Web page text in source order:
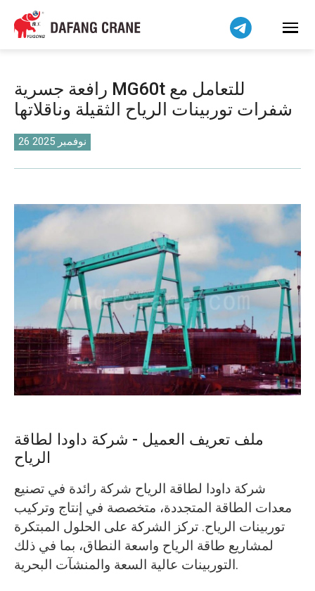
رافعة جسرية MG60t للتعامل مع
شفرات توربينات الرياح الثقيلة وناقلاتها
26 نوفمبر 2025
ملف تعريف العميل - شركة داودا لطاقة
الرياح
شركة داودا لطاقة الرياح شركة رائدة في تصنيع
معدات الطاقة المتجددة، متخصصة في إنتاج وتركيب
توربينات الرياح. تركز الشركة على الحلول المبتكرة
لمشاريع طاقة الرياح واسعة النطاق، بما في ذلك
التوربينات عالية السعة والمنشآت البحرية.
Bahasa Indonesia
Bahasa Melayu
বাংলা
فارسی
Pilipino
اردو
Čeština
Беларуская мова
Kiswahili
Norsk
O‘zbekcha